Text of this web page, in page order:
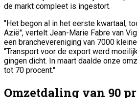
de markt compleet is ingestort.
"Het begon al in het eerste kwartaal,
Azië", vertelt Jean-Marie Fabre van
een branchevereniging van 7000
"Transport voor de export werd
gingen dicht. In maart daalde onze
tot 70 procent."
Omzetdaling van 90